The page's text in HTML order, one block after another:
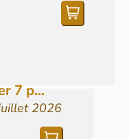
7 p...
2026